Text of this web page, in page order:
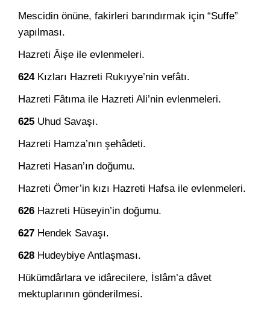
Mescidin önüne, fakirleri barındırmak için “Suffe”
yapılması.
Hazreti Âişe ile evlenmeleri.
624Kızları Hazreti Rukıyye’nin vefâtı.
Hazreti Fâtıma ile Hazreti Ali’nin evlenmeleri.
625 Uhud Savaşı.
Hazreti Hamza’nın şehâdeti.
Hazreti Hasan’ın doğumu.
Hazreti Ömer’in kızı Hazreti Hafsa ile evlenmeleri.
626 Hazreti Hüseyin’in doğumu.
627 Hendek Savaşı.
628 Hudeybiye Antlaşması.
Hükümdârlara ve idârecilere, İslâm’a dâvet
mektuplarının gönderilmesi.